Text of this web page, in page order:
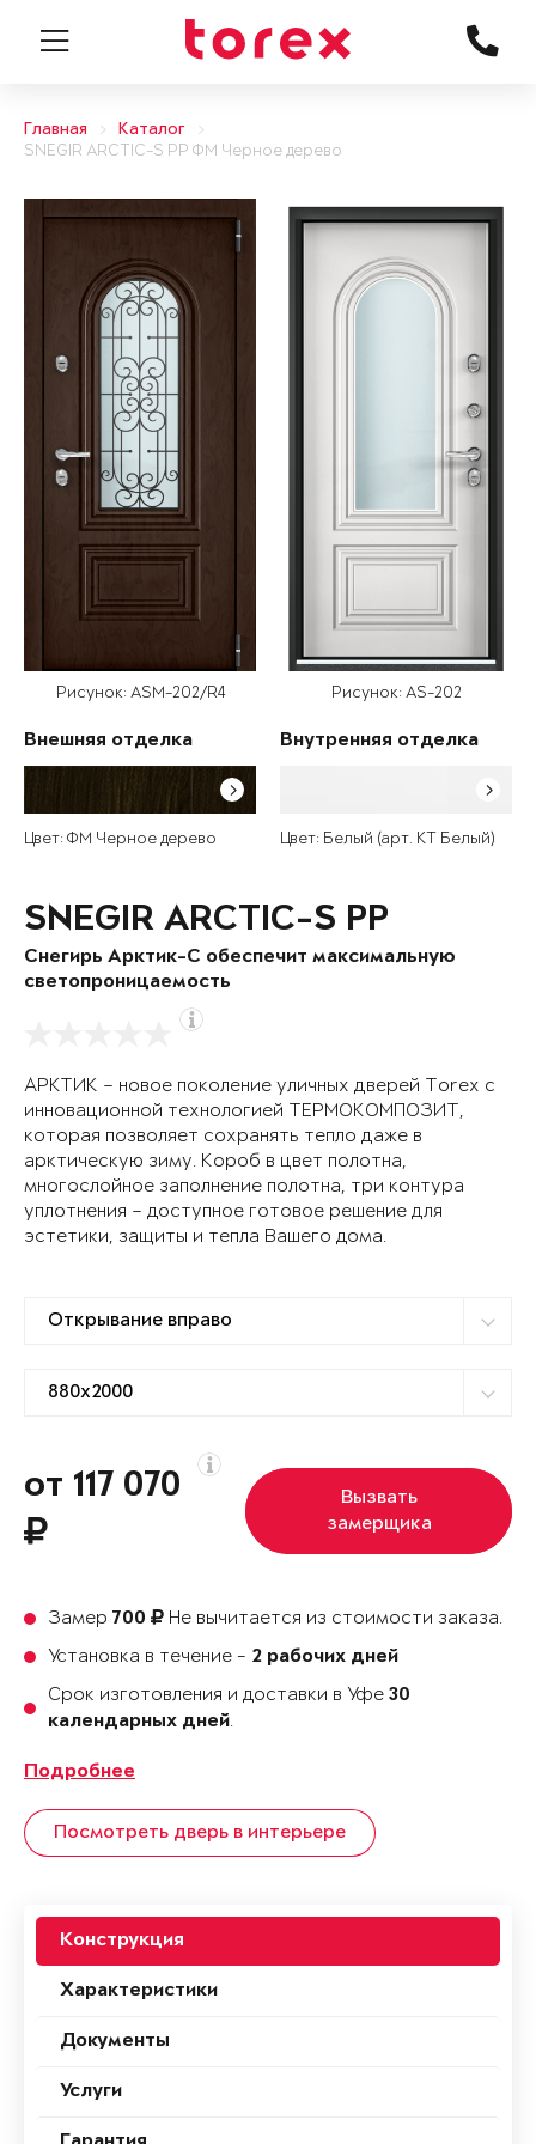
Главная
Каталог
SNEGIR ARCTIC-S PP ФМ Черное дерево
Рисунок: ASM-202/R4
Внешняя отделка
Цвет: ФМ Черное дерево
Рисунок: AS-202
Внутренняя отделка
Цвет: Белый (арт. КТ Белый)
SNEGIR ARCTIC-S PP
Снегирь Арктик-С обеспечит максимальную
светопроницаемость
АРКТИК – новое поколение уличных дверей Torex с
инновационной технологией ТЕРМОКОМПОЗИТ,
которая позволяет сохранять тепло даже в
арктическую зиму. Короб в цвет полотна,
многослойное заполнение полотна, три контура
уплотнения – доступное готовое решение для
эстетики, защиты и тепла Вашего дома.
от 117 070
Вызвать
замерщика
Замер 700
Не вычитается из стоимости заказа.
Установка в течение - 2 рабочих дней
Срок изготовления и доставки в Уфе 30
календарных дней.
Подробнее
Посмотреть дверь в интерьере
Конструкция
Характеристики
Документы
Услуги